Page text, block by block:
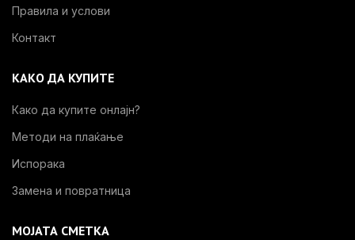
Правила и услови
Контакт
КАКО ДА КУПИТЕ
Како да купите онлајн?
Методи на плаќање
Испорака
Замена и повратница
МОЈАТА СМЕТКА